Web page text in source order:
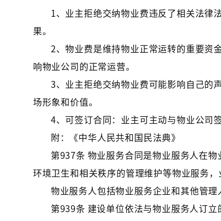
1、业主拒绝交纳物业费违反了相关法律
果。
2、物业费是维持物业正常运转的重要资
响物业公司的正常运营。
3、业主拒绝交纳物业费可能影响自己的
场形象和价值。
4、可签订合同：业主可主动与物业公司
附：《中华人民共和国民法典》
第937条 物业服务合同是物业服务人在
环境卫生和相关秩序的管理维护等物业服务
物业服务人包括物业服务企业和其他管理
第939条 建设单位依法与物业服务人订